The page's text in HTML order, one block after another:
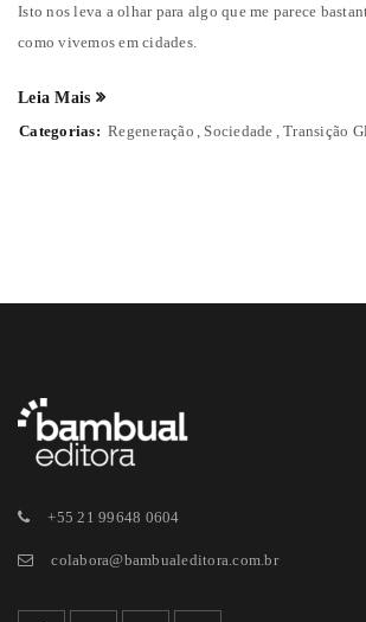
Isto nos leva a olhar para algo que me parece
como vivemos em cidades.
Leia Mais
Categorias: Regeneração Sociedade Transição
+55 21 99648 0604
colabora@bambualeditora.com.br